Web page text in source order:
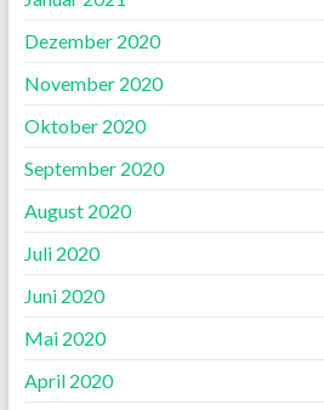
Dezember 2020
November 2020
Oktober 2020
September 2020
August 2020
Juli 2020
Juni 2020
Mai 2020
April 2020